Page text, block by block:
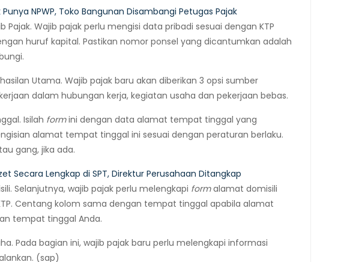
NPWP, Toko Bangunan Disambangi Petugas Pajak
Pajak. Wajib pajak perlu mengisi data pribadi sesuai dengan KTP
huruf kapital. Pastikan nomor ponsel yang dicantumkan adalah
Utama. Wajib pajak baru akan diberikan 3 opsi sumber
dalam hubungan kerja, kegiatan usaha dan pekerjaan bebas.
Isilah formini dengan data alamat tempat tinggal yang
alamat tempat tinggal ini sesuai dengan peraturan berlaku.
gang, jika ada.
Secara Lengkap di SPT, Direktur Perusahaan Ditangkap
Selanjutnya, wajib pajak perlu melengkapi formalamat domisili
Centang kolom sama dengan tempat tinggal apabila alamat
tempat tinggal Anda.
Pada bagian ini, wajib pajak baru perlu melengkapi informasi
(sap)